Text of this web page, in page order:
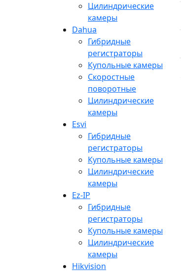
Цилиндрические
камеры
Dahua
Гибридные
регистраторы
Купольные камеры
Скоростные
поворотные
Цилиндрические
камеры
Esvi
Гибридные
регистраторы
Купольные камеры
Цилиндрические
камеры
Ez-IP
Гибридные
регистраторы
Купольные камеры
Цилиндрические
камеры
Hikvision